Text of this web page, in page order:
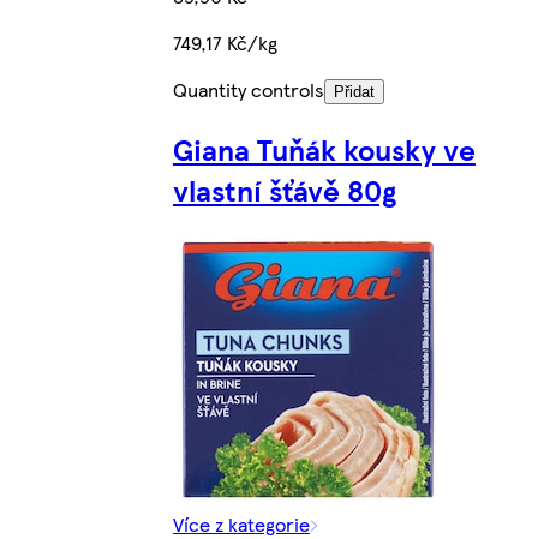
749,17 Kč/kg
Quantity controls
Přidat
Giana Tuňák kousky ve
vlastní šťávě 80g
Více z kategorie